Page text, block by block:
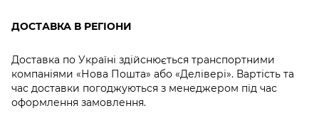
ДОСТАВКА В РЕГІОНИ
Доставка по Україні здійснюється транспортними
компаніями «Нова Пошта» або «Делівері». Вартість та
час доставки погоджуються з менеджером під час
оформлення замовлення.